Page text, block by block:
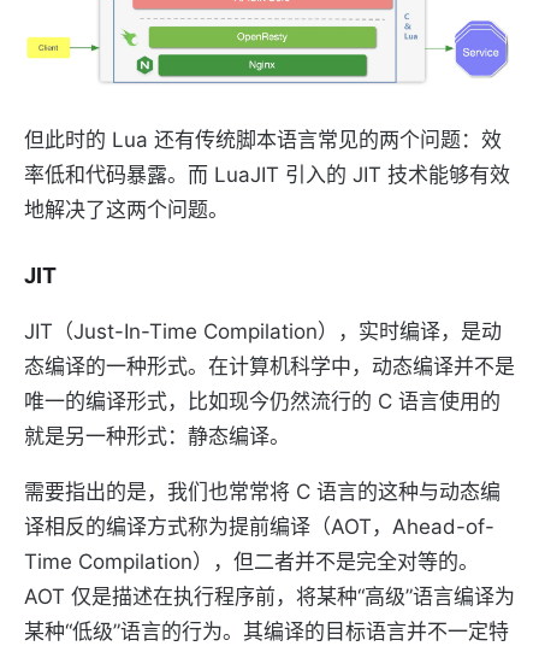
但此时的 Lua 还有传统脚本语言常见的两个问题：效
率低和代码暴露。而 LuaJIT 引入的 JIT 技术能够有效
地解决了这两个问题。
JIT
JIT（Just-In-Time Compilation），实时编译，是动
态编译的一种形式。在计算机科学中，动态编译并不是
唯一的编译形式，比如现今仍然流行的 C 语言使用的
就是另一种形式：静态编译。
需要指出的是，我们也常常将 C 语言的这种与动态编
译相反的编译方式称为提前编译（AOT，Ahead-of-
Time Compilation），但二者并不是完全对等的。
AOT 仅是描述在执行程序前，将某种“高级”语言编译为
某种“低级”语言的行为。其编译的目标语言并不一定特